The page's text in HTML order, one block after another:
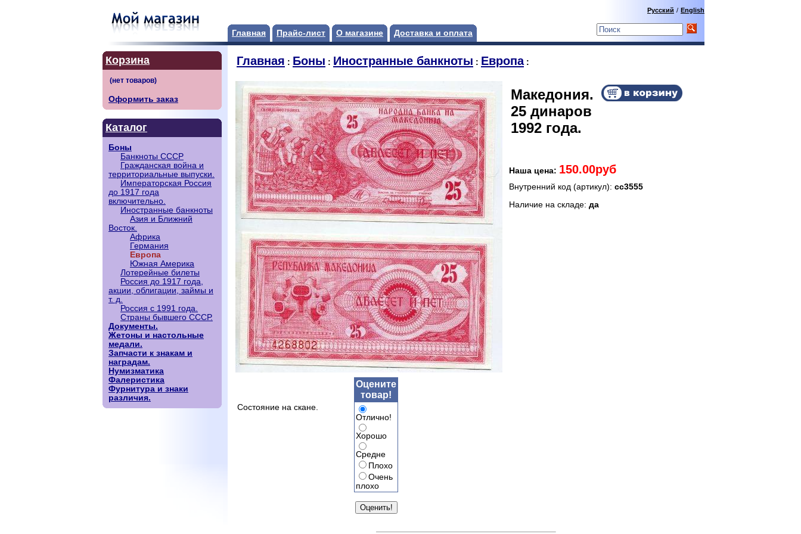
Главная Прайс-лист О магазине Доставка и оплата
Русский / English
Корзина
Оформить заказ
Каталог
Боны
Банкноты СССР
Гражданская война и
территориальные выпуски.
Императорская Россия
до 1917 года
включительно.
Иностранные банкноты
Азия и Ближний
Восток.
Африка
Германия
Европа
Южная Америка
Лотерейные билеты
Россия до 1917 года,
акции, облигации, займы и
т. д.
Россия с 1991 года.
Страны бывшего СССР.
Документы.
Жетоны и настольные
медали.
Запчасти к знакам и
наградам.
Нумизматика
Фалеристика
Фурнитура и знаки
различия.
Главная : Боны : Иностранные банкноты : Европа:
Македония.
25 динаров
1992 года.
Наша цена: 150.00руб
Внутренний код (артикул): сс3555
Наличие на складе: да
Состояние на скане.
Оцените
товар!
Отлично!
Хорошо
Средне
Плохо
Очень
плохо